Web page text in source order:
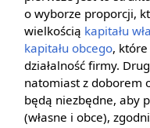
o wyborze proporcji,
wielkością kapitału
kapitału obcego,
działalność firmy.
natomiast z doborem
będą niezbędne, aby
(własne i obce),